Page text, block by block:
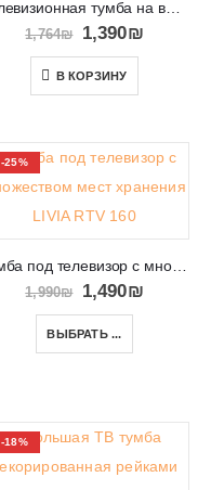
Телевизионная тумба на высоких ножках PRIMO PRTV160
1,764₪ 1,390₪
В КОРЗИНУ
-25%
Тумба под телевизор с множеством мест хранения LIVIA RTV 160
1,990₪ 1,490₪
ВЫБРАТЬ ...
-18%